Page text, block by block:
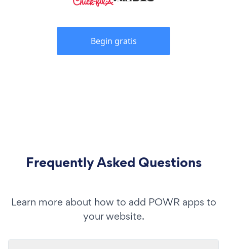
Begin gratis
Frequently Asked Questions
Learn more about how to add POWR apps to
your website.